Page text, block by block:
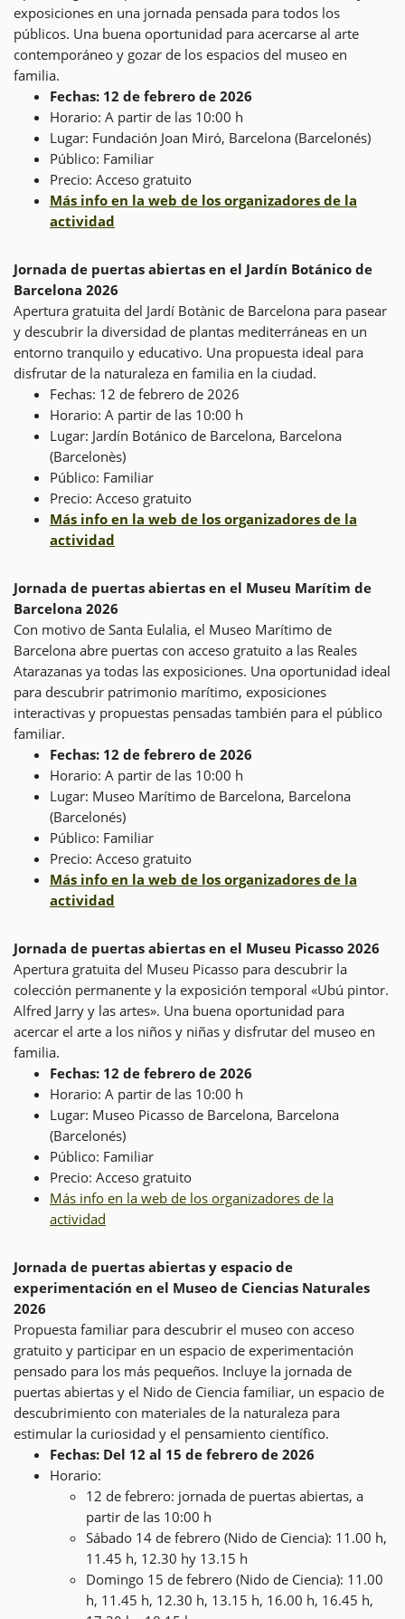
exposiciones en una jornada pensada para todos los
públicos. Una buena oportunidad para acercarse al arte
contemporáneo y gozar de los espacios del museo en
familia.
Fechas: 12 de febrero de 2026
Horario: A partir de las 10:00 h
Lugar: Fundación Joan Miró, Barcelona (Barcelonés)
Público: Familiar
Precio: Acceso gratuito
Más info en la web de los organizadores de la
actividad
Jornada de puertas abiertas en el Jardín Botánico de
Barcelona 2026
Apertura gratuita del Jardí Botànic de Barcelona para pasear
y descubrir la diversidad de plantas mediterráneas en un
entorno tranquilo y educativo. Una propuesta ideal para
disfrutar de la naturaleza en familia en la ciudad.
Fechas: 12 de febrero de 2026
Horario: A partir de las 10:00 h
Lugar: Jardín Botánico de Barcelona, Barcelona
(Barcelonès)
Público: Familiar
Precio: Acceso gratuito
Más info en la web de los organizadores de la
actividad
Jornada de puertas abiertas en el Museu Marítim de
Barcelona 2026
Con motivo de Santa Eulalia, el Museo Marítimo de
Barcelona abre puertas con acceso gratuito a las Reales
Atarazanas ya todas las exposiciones. Una oportunidad ideal
para descubrir patrimonio marítimo, exposiciones
interactivas y propuestas pensadas también para el público
familiar.
Fechas: 12 de febrero de 2026
Horario: A partir de las 10:00 h
Lugar: Museo Marítimo de Barcelona, Barcelona
(Barcelonés)
Público: Familiar
Precio: Acceso gratuito
Más info en la web de los organizadores de la
actividad
Jornada de puertas abiertas en el Museu Picasso 2026
Apertura gratuita del Museu Picasso para descubrir la
colección permanente y la exposición temporal «Ubú pintor.
Alfred Jarry y las artes». Una buena oportunidad para
acercar el arte a los niños y niñas y disfrutar del museo en
familia.
Fechas: 12 de febrero de 2026
Horario: A partir de las 10:00 h
Lugar: Museo Picasso de Barcelona, Barcelona
(Barcelonés)
Público: Familiar
Precio: Acceso gratuito
Más info en la web de los organizadores de la
actividad
Jornada de puertas abiertas y espacio de
experimentación en el Museo de Ciencias Naturales
2026
Propuesta familiar para descubrir el museo con acceso
gratuito y participar en un espacio de experimentación
pensado para los más pequeños. Incluye la jornada de
puertas abiertas y el Nido de Ciencia familiar, un espacio de
descubrimiento con materiales de la naturaleza para
estimular la curiosidad y el pensamiento científico.
Fechas: Del 12 al 15 de febrero de 2026
Horario:
12 de febrero: jornada de puertas abiertas, a
partir de las 10:00 h
Sábado 14 de febrero (Nido de Ciencia): 11.00 h,
11.45 h, 12.30 hy 13.15 h
Domingo 15 de febrero (Nido de Ciencia): 11.00
h, 11.45 h, 12.30 h, 13.15 h, 16.00 h, 16.45 h,